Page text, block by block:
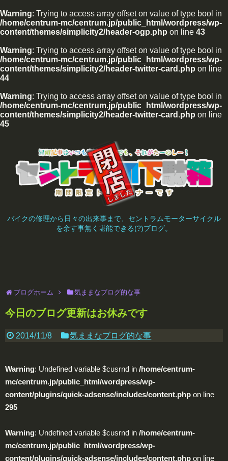
Warning: Trying to access array offset on value of type bool in
/home/centrum-mc/centrum.jp/public_html/wordpress/wp-
content/themes/simplicity2/header-ogp.php on line 43
Warning: Trying to access array offset on value of type bool in
/home/centrum-mc/centrum.jp/public_html/wordpress/wp-
content/themes/simplicity2/header-twitter-card.php on line
44
Warning: Trying to access array offset on value of type bool in
/home/centrum-mc/centrum.jp/public_html/wordpress/wp-
content/themes/simplicity2/header-twitter-card.php on line
45
バイクの修理から日々の出来事まで、セントラムモーターサイクル
を余す事無く堪能できる(?)ブログ。
ブログホーム 気ままなブログ的な事
今日のブログ更新はお休みです
2014/11/8 気ままなブログ的な事
Warning: Undefined variable $cusrnd in /home/centrum-
mc/centrum.jp/public_html/wordpress/wp-
content/plugins/quick-adsense/includes/content.php on line
295
Warning: Undefined variable $cusrnd in /home/centrum-
mc/centrum.jp/public_html/wordpress/wp-
content/plugins/quick-adsense/includes/content.php on line